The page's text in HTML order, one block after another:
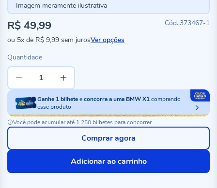
Imagem meramente ilustrativa
373467-1
R$ 49,99
ou 5x de R$ 9,99 sem jurosVer opções
Quantidade
Ganhe 1bilheteeconcorra a uma BMW X1comprando
esse produto
Você pode acumular até 1.250 bilhetes para concorrer
Adicionar ao carrinho
Comprar agora